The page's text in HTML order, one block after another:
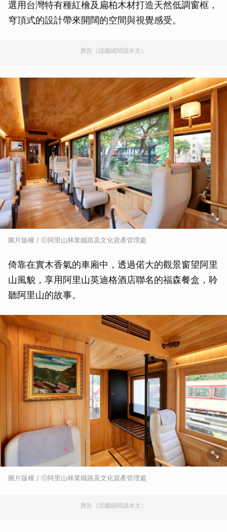
選用台灣特有種紅檜及扁柏木材打造天然低調窗框，
穹頂式的設計帶來開闊的空間與視覺感受。
廣告（請繼續閱讀本文）
圖片版權 / ⓒ阿里山林業鐵路及文化資產管理處
倚靠在實木香氣的車廂中，透過偌大的觀景窗望阿里
山風貌，享用阿里山英迪格酒店聯名的福森餐盒，聆
聽阿里山的故事。
圖片版權 / ⓒ阿里山林業鐵路及文化資產管理處
廣告（請繼續閱讀本文）